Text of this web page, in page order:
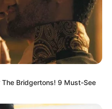
The Bridgertons! 9 Must-See